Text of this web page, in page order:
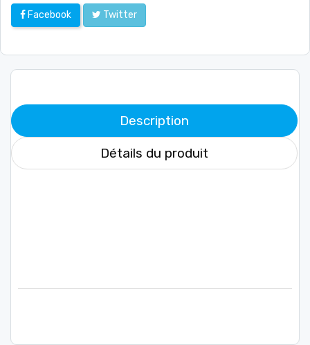
Facebook Twitter
Description
Détails du produit